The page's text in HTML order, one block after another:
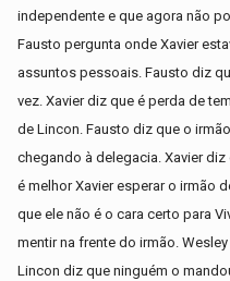
independente e que agora não
Fausto pergunta onde Xavier
assuntos pessoais. Fausto diz
vez. Xavier diz que é perda de
de Lincon. Fausto diz que o
chegando à delegacia. Xavier
é melhor Xavier esperar o irmão
que ele não é o cara certo para
mentir na frente do irmão.
Lincon diz que ninguém o